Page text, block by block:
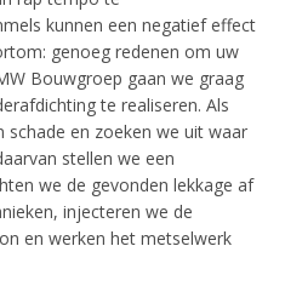
kunnen een negatief effect
genoeg redenen om uw
Bouwgroep gaan we graag
te realiseren. Als
schade en zoeken we uit waar
stellen we een
we de gevonden lekkage af
injecteren we de
en werken het metselwerk